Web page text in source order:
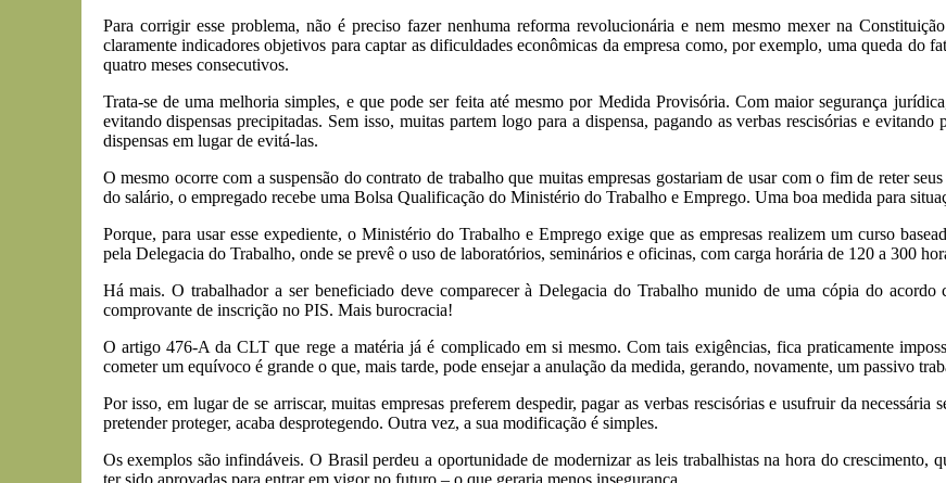
Para corrigir esse problema, não é preciso fazer nenhuma reforma revolucionária e nem mesmo mexer na
claramente indicadores objetivos para captar as dificuldades econômicas da empresa como, por exemplo, uma queda do
quatro meses consecutivos.
Trata-se de uma melhoria simples, e que pode ser feita até mesmo por Medida Provisória. Com maior segurança
evitando dispensas precipitadas. Sem isso, muitas partem logo para a dispensa, pagando as verbas rescisórias e
dispensas em lugar de evitá-las.
O mesmo ocorre com a suspensão do contrato de trabalho que muitas empresas gostariam de usar com o fim de reter
do salário, o empregado recebe uma Bolsa Qualificação do Ministério do Trabalho e Emprego. Uma boa medida para
Porque, para usar esse expediente, o Ministério do Trabalho e Emprego exige que as empresas realizem um curso
pela Delegacia do Trabalho, onde se prevê o uso de laboratórios, seminários e oficinas, com carga horária de 120 a 300
Há mais. O trabalhador a ser beneficiado deve comparecer à Delegacia do Trabalho munido de uma cópia do
comprovante de inscrição no PIS. Mais burocracia!
O artigo 476-A da CLT que rege a matéria já é complicado em si mesmo. Com tais exigências, fica praticamente
cometer um equívoco é grande o que, mais tarde, pode ensejar a anulação da medida, gerando, novamente, um passivo
Por isso, em lugar de se arriscar, muitas empresas preferem despedir, pagar as verbas rescisórias e usufruir da
pretender proteger, acaba desprotegendo. Outra vez, a sua modificação é simples.
Os exemplos são infindáveis. O Brasil perdeu a oportunidade de modernizar as leis trabalhistas na hora do crescimento,
ter sido aprovadas para entrar em vigor no futuro – o que geraria menos insegurança.